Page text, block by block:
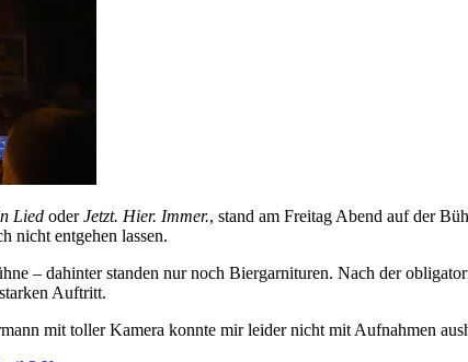
Lied oderJetzt. Hier. Immer., stand am Freitag Abend auf der
nicht entgehen lassen.
– dahinter standen nur noch Biergarnituren. Nach der
Auftritt.
mit toller Kamera konnte mir leider nicht mit Aufnahmen